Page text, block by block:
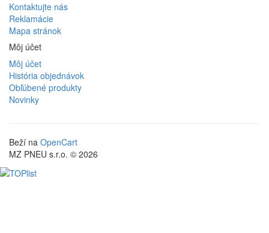
Kontaktujte nás
Reklamácie
Mapa stránok
Môj účet
Môj účet
História objednávok
Obľúbené produkty
Novinky
Beží na OpenCart
MZ PNEU s.r.o. © 2026